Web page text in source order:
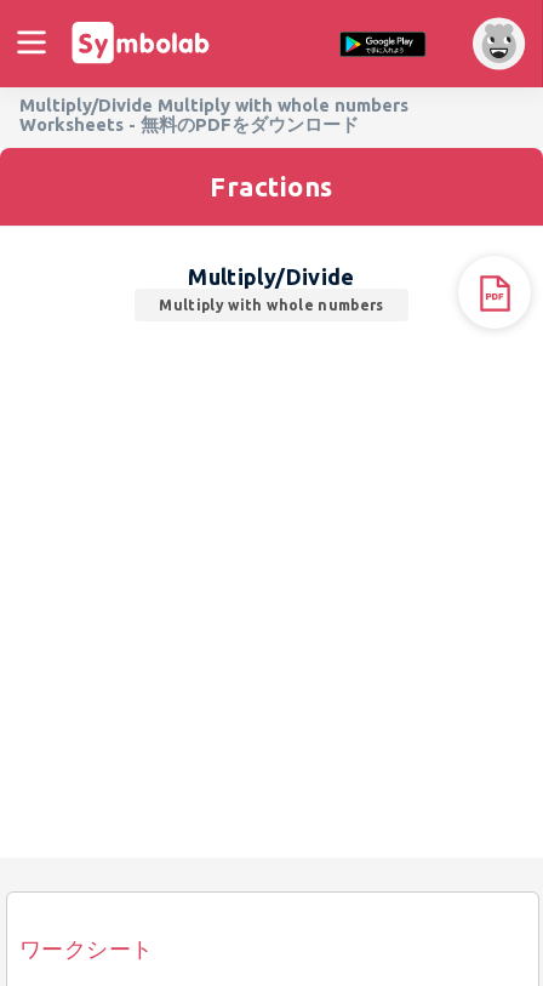
Multiply/Divide Multiply with whole numbers
Worksheets - 無料のPDFをダウンロード
ワークシート
Fractions
Multiply/Divide
Multiply with whole numbers